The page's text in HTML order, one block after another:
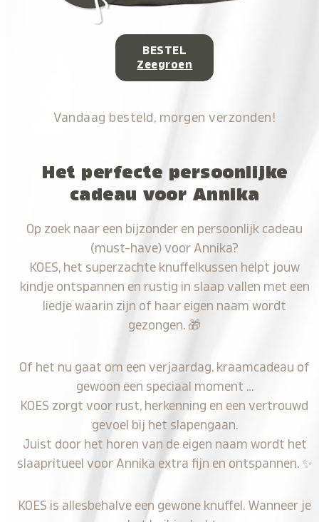
BESTEL
Zeegroen
Vandaag besteld, morgen verzonden!
Het perfecte persoonlijke
cadeau voor Annika
Op zoek naar een bijzonder en persoonlijk cadeau
(must-have) voor Annika?
KOES, het superzachte knuffelkussen helpt jouw
kindje ontspannen en rustig in slaap vallen met een
liedje waarin zijn of haar eigen naam wordt
gezongen. 🎁
Of het nu gaat om een verjaardag, kraamcadeau of
gewoon een speciaal moment …
KOES zorgt voor rust, herkenning en een vertrouwd
gevoel bij het slapengaan.
Juist door het horen van de eigen naam wordt het
slaapritueel voor Annika extra fijn en ontspannen. ✨
KOES is allesbehalve een gewone knuffel. Wanneer je